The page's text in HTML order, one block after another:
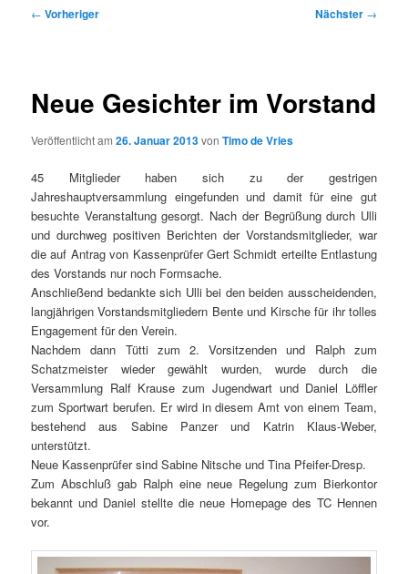
Beitragsnavigation
← Vorheriger Nächster →
Neue Gesichter im Vorstand
Veröffentlicht am26. Januar 2013vonTimo de Vries
45 Mitglieder haben sich zu der gestrigen
Jahreshauptversammlung eingefunden und damit für eine gut
besuchte Veranstaltung gesorgt. Nach der Begrüßung durch Ulli
und durchweg positiven Berichten der Vorstandsmitglieder, war
die auf Antrag von Kassenprüfer Gert Schmidt erteilte Entlastung
des Vorstands nur noch Formsache.
Anschließend bedankte sich Ulli bei den beiden ausscheidenden,
langjährigen Vorstandsmitgliedern Bente und Kirsche für ihr tolles
Engagement für den Verein.
Nachdem dann Tütti zum 2. Vorsitzenden und Ralph zum
Schatzmeister wieder gewählt wurden, wurde durch die
Versammlung Ralf Krause zum Jugendwart und Daniel Löffler
zum Sportwart berufen. Er wird in diesem Amt von einem Team,
bestehend aus Sabine Panzer und Katrin Klaus-Weber,
unterstützt.
Neue Kassenprüfer sind Sabine Nitsche und Tina Pfeifer-Dresp.
Zum Abschluß gab Ralph eine neue Regelung zum Bierkontor
bekannt und Daniel stellte die neue Homepage des TC Hennen
vor.